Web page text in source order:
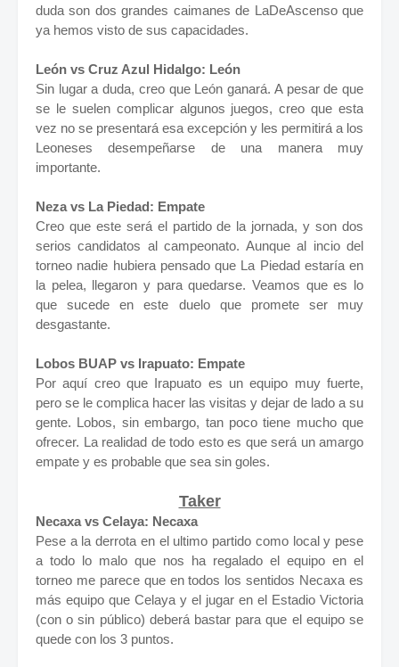
duda son dos grandes caimanes de LaDeAscenso que
ya hemos visto de sus capacidades.
León vs Cruz Azul Hidalgo: León
Sin lugar a duda, creo que León ganará. A pesar de que
se le suelen complicar algunos juegos, creo que esta
vez no se presentará esa excepción y les permitirá a los
Leoneses desempeñarse de una manera muy
importante.
Neza vs La Piedad: Empate
Creo que este será el partido de la jornada, y son dos
serios candidatos al campeonato. Aunque al incio del
torneo nadie hubiera pensado que La Piedad estaría en
la pelea, llegaron y para quedarse. Veamos que es lo
que sucede en este duelo que promete ser muy
desgastante.
Lobos BUAP vs Irapuato: Empate
Por aquí creo que Irapuato es un equipo muy fuerte,
pero se le complica hacer las visitas y dejar de lado a su
gente. Lobos, sin embargo, tan poco tiene mucho que
ofrecer. La realidad de todo esto es que será un amargo
empate y es probable que sea sin goles.
Taker
Necaxa vs Celaya: Necaxa
Pese a la derrota en el ultimo partido como local y pese
a todo lo malo que nos ha regalado el equipo en el
torneo me parece que en todos los sentidos Necaxa es
más equipo que Celaya y el jugar en el Estadio Victoria
(con o sin público) deberá bastar para que el equipo se
quede con los 3 puntos.